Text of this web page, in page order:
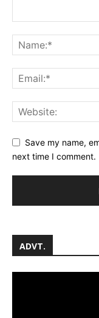
Save my name,
next time I comment.
ADVT.